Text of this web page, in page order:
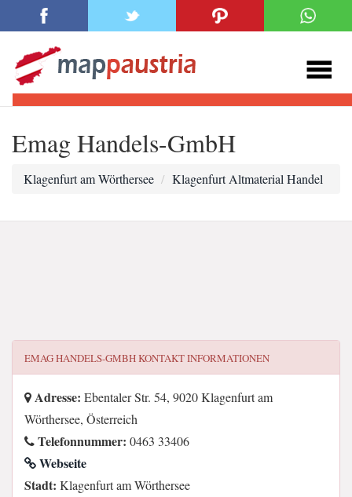
Emag Handels-GmbH
Klagenfurt am Wörthersee Klagenfurt Altmaterial Handel
EMAG HANDELS-GMBHKONTAKT INFORMATIONEN
Adresse: Ebentaler Str. 54, 9020 Klagenfurt am
Wörthersee, Österreich
Telefonnummer: 0463 33406
Webseite
Stadt: Klagenfurt am Wörthersee